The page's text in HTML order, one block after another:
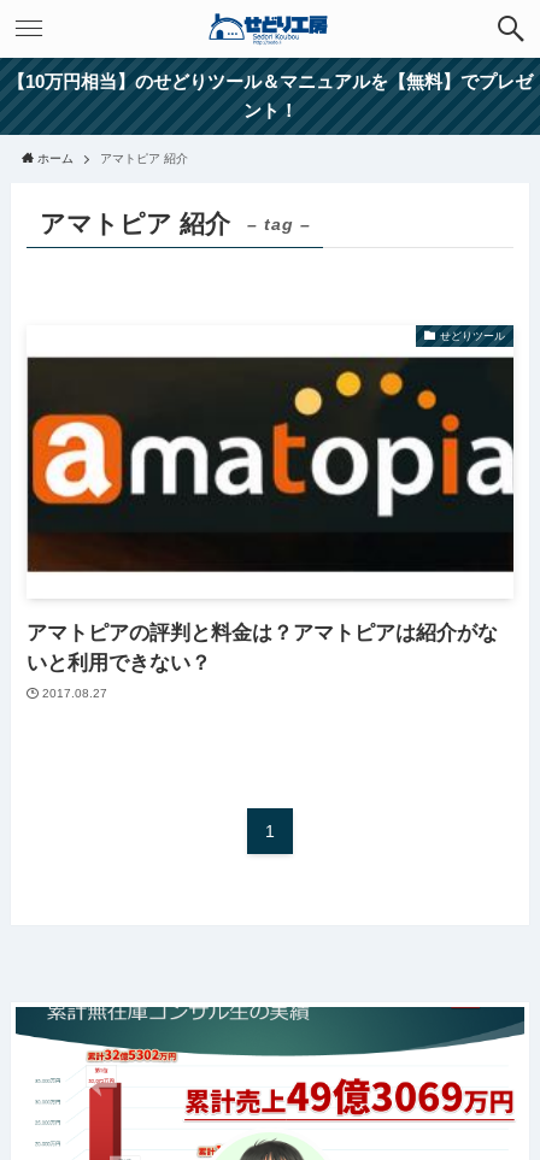
【10万円相当】のせどりツール＆マニュアルを【無料】でプレゼ
ント！
ホーム アマトピア 紹介
アマトピア 紹介 – tag –
せどりツール
アマトピアの評判と料金は？アマトピアは紹介がな
いと利用できない？
2017.08.27
1